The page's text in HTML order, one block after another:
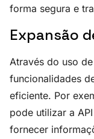
forma segura e
Expansão
Através do uso
funcionalidades
eficiente. Por
pode utilizar a
fornecer